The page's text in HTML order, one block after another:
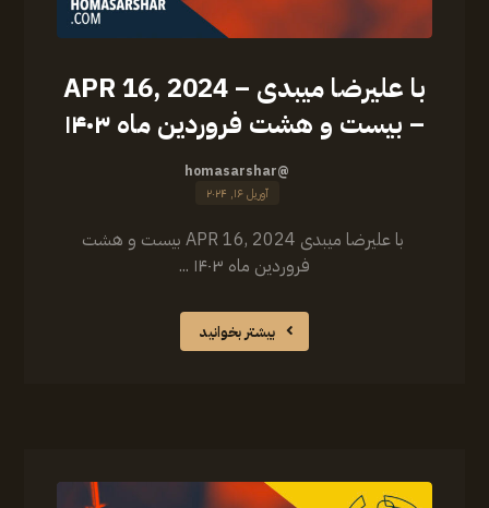
با علیرضا میبدی – APR 16, 2024
– بیست و هشت فروردین ماه ۱۴۰۳
@homasarshar
آوریل ۱۶, ۲۰۲۴
با علیرضا میبدی APR 16, 2024 بیست و هشت
فروردین ماه ۱۴۰۳ ...
بیشتر بخوانید